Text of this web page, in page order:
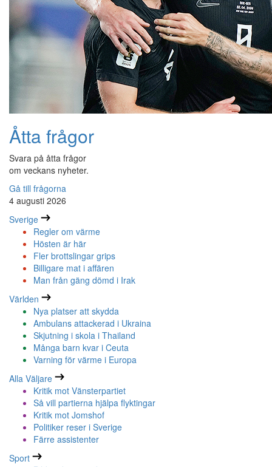
Åtta frågor
Svara på åtta frågor
om veckans nyheter.
Gå till frågorna
4 augusti 2026
Sverige
Regler om värme
Hösten är här
Fler brottslingar grips
Billigare mat i affären
Man från gäng dömd i Irak
Världen
Nya platser att skydda
Ambulans attackerad i Ukraina
Skjutning i skola i Thailand
Många barn kvar i Ceuta
Varning för värme i Europa
Alla Väljare
Kritik mot Vänsterpartiet
Så vill partierna hjälpa flyktingar
Kritik mot Jomshof
Politiker reser i Sverige
Färre assistenter
Sport